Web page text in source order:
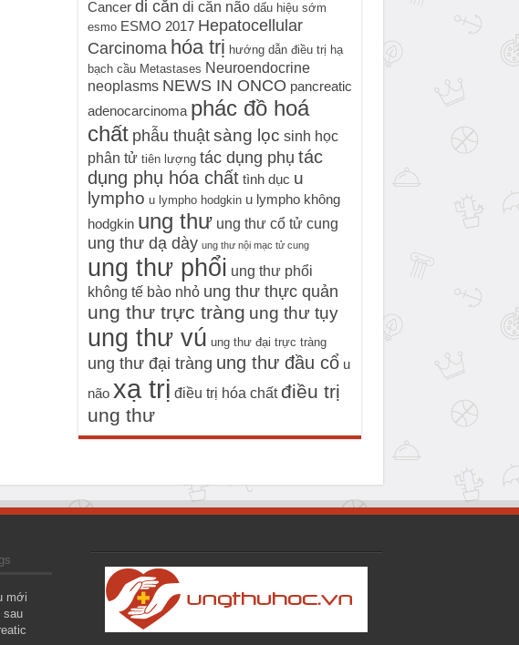
Cancer di căn di căn não dấu hiệu sớm
esmo ESMO 2017 Hepatocellular
Carcinoma hóa trị hướng dẫn điều trị hạ
bạch cầu Metastases Neuroendocrine
neoplasms NEWS IN ONCO pancreatic
adenocarcinoma phác đồ hoá
chất phẫu thuật sàng lọc sinh học
phân tử tiên lượng tác dụng phụ tác
dụng phụ hóa chất tình dục u
lympho u lympho hodgkin u lympho không
hodgkin ung thư ung thư cổ tử cung
ung thư dạ dày ung thư nội mạc tử cung
ung thư phổi ung thư phổi
không tế bào nhỏ ung thư thực quản
ung thư trực tràng ung thư tụy
ung thư vú ung thư đại trực tràng
ung thư đại tràng ung thư đầu cổ u
não xạ trị điều trị hóa chất điều trị
ung thư
mới
sau